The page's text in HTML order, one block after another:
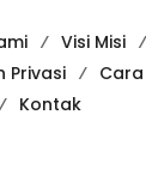
Visi Misi
Privasi
Kontak